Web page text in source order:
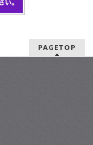
PAGETOP